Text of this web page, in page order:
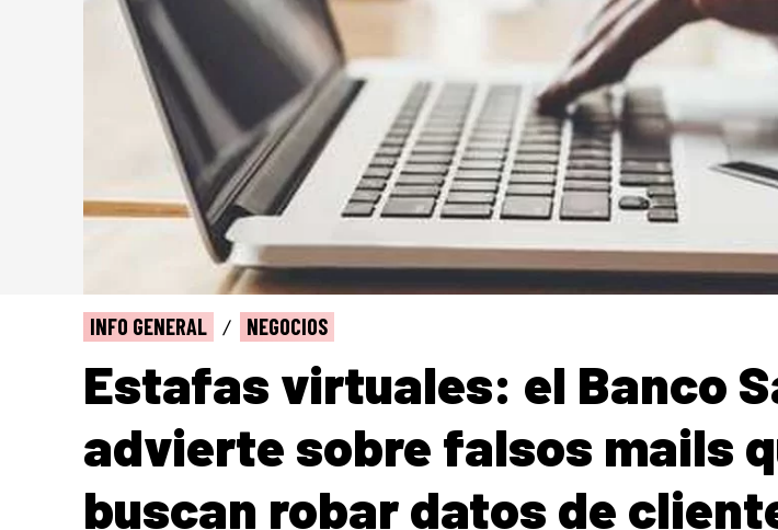
INFO GENERAL NEGOCIOS
Estafas virtuales: el Banco
advierte sobre falsos mails
buscan robar datos de